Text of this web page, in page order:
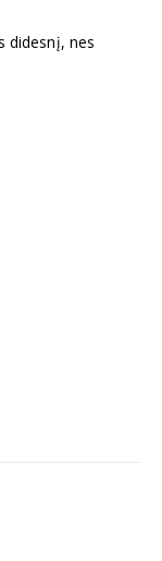
didesnį, nes